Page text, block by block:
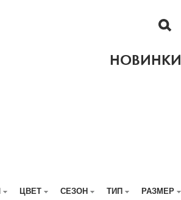
НОВИНКИ
ЦВЕТ СЕЗОН ТИП РАЗМЕР